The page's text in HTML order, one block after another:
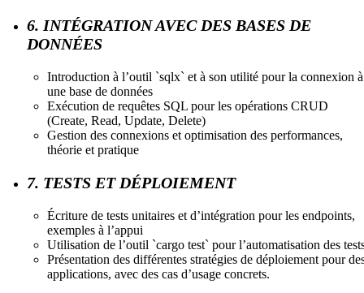
6. INTÉGRATION AVEC DES BASES DE
DONNÉES
Introduction à l’outil `sqlx` et à son utilité pour la connexion à
une base de données
Exécution de requêtes SQL pour les opérations CRUD
(Create, Read, Update, Delete)
Gestion des connexions et optimisation des performances,
théorie et pratique
7. TESTS ET DÉPLOIEMENT
Écriture de tests unitaires et d’intégration pour les endpoints,
exemples à l’appui
Utilisation de l’outil `cargo test` pour l’automatisation des
Présentation des différentes stratégies de déploiement pour
applications, avec des cas d’usage concrets.